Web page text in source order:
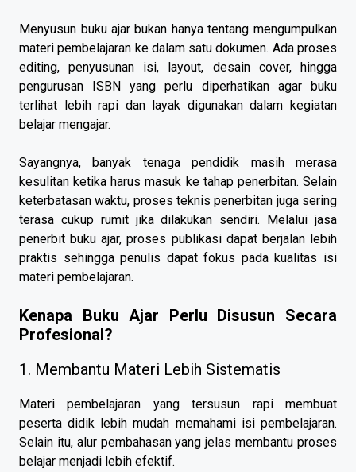
Menyusun buku ajar bukan hanya tentang mengumpulkan
materi pembelajaran ke dalam satu dokumen. Ada proses
editing, penyusunan isi, layout, desain cover, hingga
pengurusan ISBN yang perlu diperhatikan agar buku
terlihat lebih rapi dan layak digunakan dalam kegiatan
belajar mengajar.
Sayangnya, banyak tenaga pendidik masih merasa
kesulitan ketika harus masuk ke tahap penerbitan. Selain
keterbatasan waktu, proses teknis penerbitan juga sering
terasa cukup rumit jika dilakukan sendiri. Melalui jasa
penerbit buku ajar, proses publikasi dapat berjalan lebih
praktis sehingga penulis dapat fokus pada kualitas isi
materi pembelajaran.
Kenapa Buku Ajar Perlu Disusun Secara
Profesional?
1. Membantu Materi Lebih Sistematis
Materi pembelajaran yang tersusun rapi membuat
peserta didik lebih mudah memahami isi pembelajaran.
Selain itu, alur pembahasan yang jelas membantu proses
belajar menjadi lebih efektif.